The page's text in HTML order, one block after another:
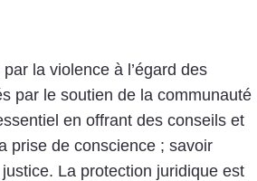
la violence à l’égard des
par le soutien de la communauté
en offrant des conseils et
prise de conscience ; savoir
La protection juridique est